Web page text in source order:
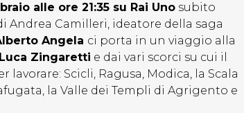
alle ore 21:35 su Rai Uno subito
Andrea Camilleri, ideatore della saga
Angela ci porta in un viaggio alla
Luca Zingaretti e dai vari scorci su cui il
Scicli, Ragusa, Modica, la Scala
la Valle dei Templi di Agrigento e